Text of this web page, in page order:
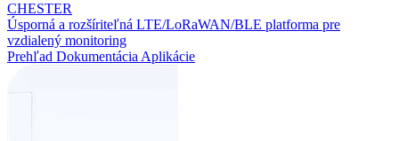
CHESTER
Úsporná a rozšíriteľná LTE/LoRaWAN/BLE platforma pre
vzdialený monitoring
Prehľad Dokumentácia Aplikácie